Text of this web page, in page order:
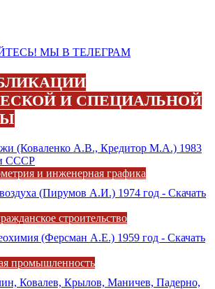
И СПЕЦИАЛЬНОЙ
и инженерная графика
строительство
промышленность